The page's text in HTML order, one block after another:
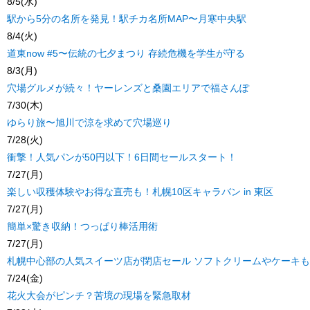
駅から5分の名所を発見！駅チカ名所MAP〜月寒中央駅
8/4(火)
道東now #5〜伝統の七夕まつり 存続危機を学生が守る
8/3(月)
穴場グルメが続々！ヤーレンズと桑園エリアで福さんぽ
7/30(木)
ゆらり旅〜旭川で涼を求めて穴場巡り
7/28(火)
衝撃！人気パンが50円以下！6日間セールスタート！
7/27(月)
楽しい収穫体験やお得な直売も！札幌10区キャラバン in 東区
7/27(月)
簡単×驚き収納！つっぱり棒活用術
7/27(月)
札幌中心部の人気スイーツ店が閉店セール ソフトクリームやケーキも
7/24(金)
花火大会がピンチ？苦境の現場を緊急取材